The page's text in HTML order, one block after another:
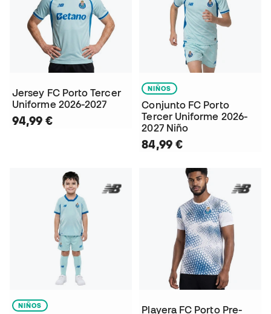
Jersey FC Porto Tercer
Uniforme 2026-2027
94,99 €
NIÑOS
Conjunto FC Porto
Tercer Uniforme 2026-
2027 Niño
84,99 €
NIÑOS
Playera FC Porto Pre-